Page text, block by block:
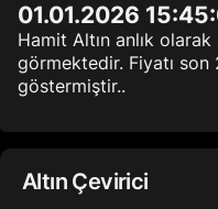
01.01.2026
Hamit Altın anlık
görmektedir. Fiyatı
göstermiştir..
Altın Çevirici